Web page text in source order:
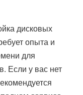
дисковых
опыта и
для
Если у вас нет